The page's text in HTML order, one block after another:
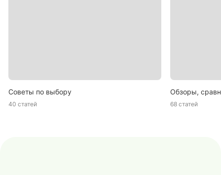
Советы по выбору
40 статей
Обзоры,
68 статей